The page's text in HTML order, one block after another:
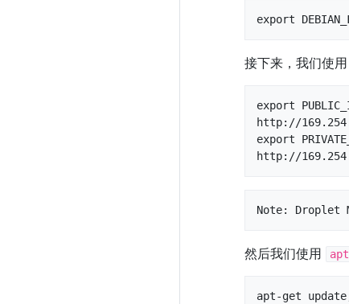
export
接下来，我们使
export
http://
export
http://
Note: Droplet
然后我们使用 apt
apt-get